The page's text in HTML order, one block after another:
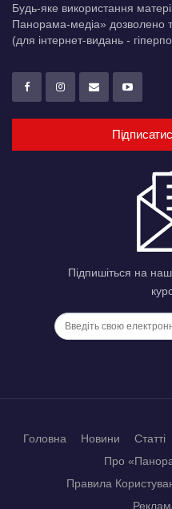
Будь-яке використання
Панорама-медіа» дозволено
(для інтернет-видань -
Підпишіться на
Головна Новини Статті
Про
Правила